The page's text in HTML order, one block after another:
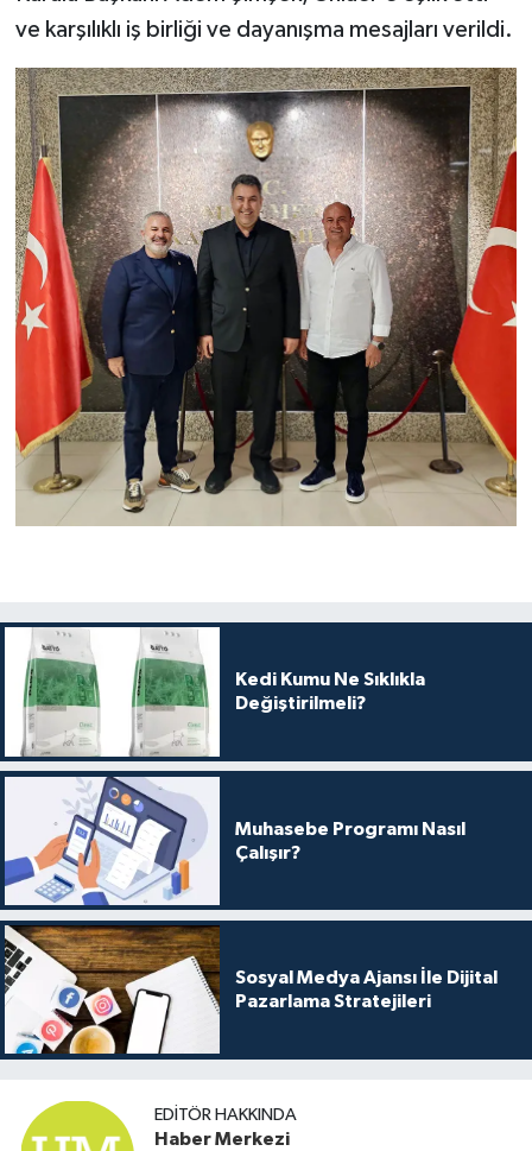
ve karşılıklı iş birliği ve dayanışma mesajları verildi.
Kedi Kumu Ne Sıklıkla
Değiştirilmeli?
Muhasebe Programı Nasıl
Çalışır?
Sosyal Medya Ajansı İle Dijital
Pazarlama Stratejileri
EDITÖR HAKKINDA
Haber Merkezi